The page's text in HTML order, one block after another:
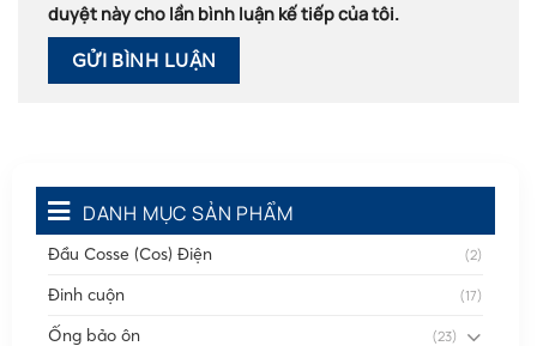
duyệt này cho lần bình luận kế tiếp của tôi.
DANH MỤC SẢN PHẨM
Đầu Cosse (Cos) Điện (2)
Đinh cuộn (17)
Ống bảo ôn (23)